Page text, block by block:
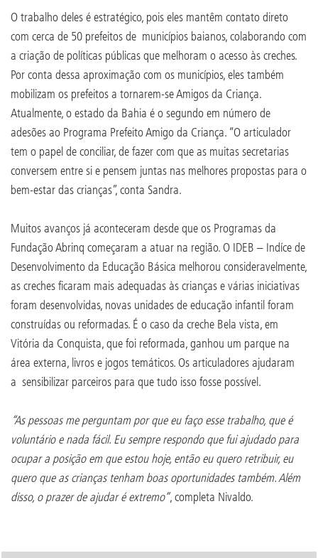
O trabalho deles é estratégico, pois eles mantêm contato direto
com cerca de 50 prefeitos de municípios baianos, colaborando com
a criação de políticas públicas que melhoram o acesso às creches.
Por conta dessa aproximação com os municípios, eles também
mobilizam os prefeitos a tornarem-se Amigos da Criança.
Atualmente, o estado da Bahia é o segundo em número de
adesões ao Programa Prefeito Amigo da Criança. “O articulador
tem o papel de conciliar, de fazer com que as muitas secretarias
conversem entre si e pensem juntas nas melhores propostas para o
bem-estar das crianças”, conta Sandra.
Muitos avanços já aconteceram desde que os Programas da
Fundação Abrinq começaram a atuar na região. O IDEB – Indíce de
Desenvolvimento da Educação Básica melhorou consideravelmente,
as creches ficaram mais adequadas às crianças e várias iniciativas
foram desenvolvidas, novas unidades de educação infantil foram
construídas ou reformadas. É o caso da creche Bela vista, em
Vitória da Conquista, que foi reformada, ganhou um parque na
área externa, livros e jogos temáticos. Os articuladores ajudaram
a sensibilizar parceiros para que tudo isso fosse possível.
“As pessoas me perguntam por que eu faço esse trabalho, que é
voluntário e nada fácil. Eu sempre respondo que fui ajudado para
ocupar a posição em que estou hoje, então eu quero retribuir, eu
quero que as crianças tenham boas oportunidades também. Além
disso, o prazer de ajudar é extremo”, completa Nivaldo.